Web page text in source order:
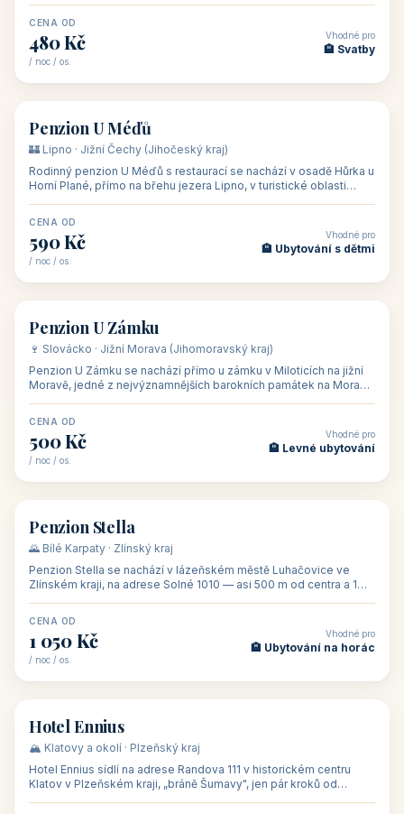
CENA OD
480 Kč
/ noc / os.
Vhodné pro
🏨 Svatby
🏡 penzion
Penzion U Méďů
🏰 Lipno · Jižní Čechy (Jihočeský kraj)
Rodinný penzion U Méďů s restaurací se nachází v osadě Hůrka u
Horní Plané, přímo na břehu jezera Lipno, v turistické oblasti
CENA OD
590 Kč
/ noc / os.
Vhodné pro
🏨 Ubytování s dětmi
🏡 penzion
Penzion U Zámku
🍷 Slovácko · Jižní Morava (Jihomoravský kraj)
Penzion U Zámku se nachází přímo u zámku v Miloticích na jižní
Moravě, jedné z nejvýznamnějších barokních památek na Moravě,
CENA OD
500 Kč
/ noc / os.
Vhodné pro
🏨 Levné ubytování
🏡 penzion
Penzion Stella
🌄 Bílé Karpaty · Zlínský kraj
Penzion Stella se nachází v lázeňském městě Luhačovice ve
Zlínském kraji, na adrese Solné 1010 — asi 500 m od centra a 1
CENA OD
1 050 Kč
/ noc / os.
Vhodné pro
🏨 Ubytování na horác
🏨 hotel
Hotel Ennius
🏔️ Klatovy a okolí · Plzeňský kraj
Hotel Ennius sídlí na adrese Randova 111 v historickém centru
Klatov v Plzeňském kraji, „bráně Šumavy", jen pár kroků od